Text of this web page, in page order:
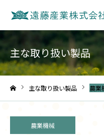
主な取り扱い製品
主な取り扱い製品 農業
農業機械